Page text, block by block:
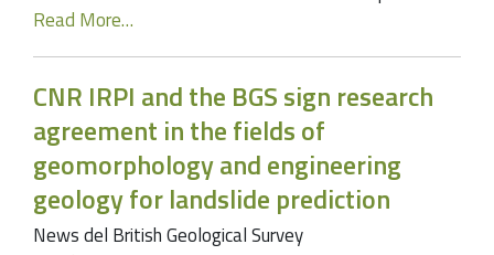
Read More…
CNR IRPI and the BGS sign research
agreement in the fields of
geomorphology and engineering
geology for landslide prediction
News del British Geological Survey